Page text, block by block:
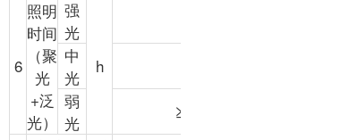
6
照明
时间
（聚
光
+泛
光）
强
光
h
中
光
弱
光
≥12